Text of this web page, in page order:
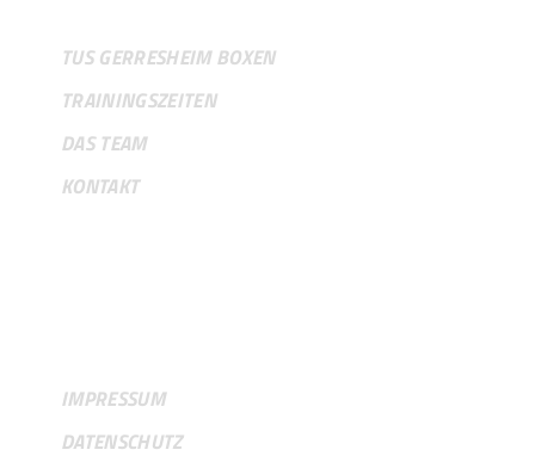
TUS GERRESHEIM BOXEN
TRAININGSZEITEN
DAS TEAM
KONTAKT
IMPRESSUM
DATENSCHUTZ